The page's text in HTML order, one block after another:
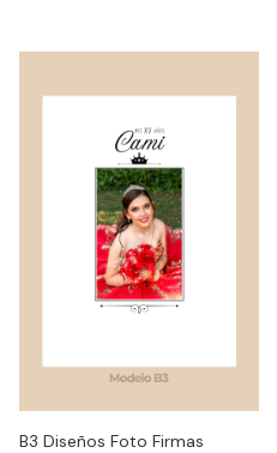
B3 Diseños Foto Firmas